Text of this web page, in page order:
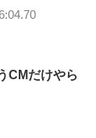
CMだけやら